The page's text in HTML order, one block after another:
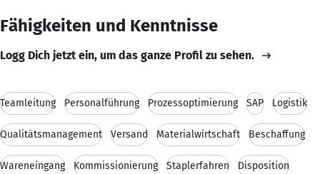
Fähigkeiten und Kenntnisse
Logg Dich jetzt ein, um das ganze Profil zu sehen.
Teamleitung Personalführung Prozessoptimierung SAP Logistik
Qualitätsmanagement Versand Materialwirtschaft Beschaffung
Wareneingang Kommissionierung Staplerfahren Disposition